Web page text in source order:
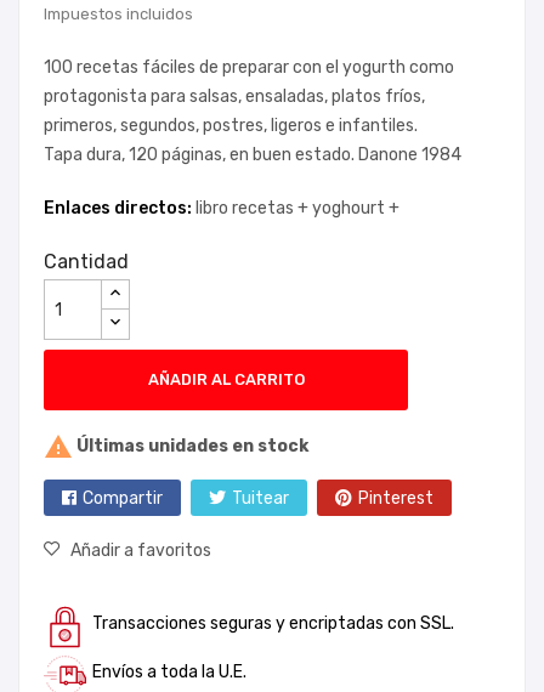
Impuestos incluidos
100 recetas fáciles de preparar con el yogurth como
protagonista para salsas, ensaladas, platos fríos,
primeros, segundos, postres, ligeros e infantiles.
Tapa dura, 120 páginas, en buen estado. Danone 1984
Enlaces directos: libro recetas +yoghourt +
Cantidad
AÑADIR AL CARRITO
 Últimas unidades en stock
Compartir Tuitear Pinterest
Añadir a favoritos
Transacciones seguras y encriptadas con SSL.
Envíos a toda la U.E.